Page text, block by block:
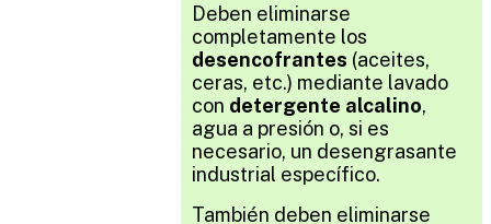
Deben eliminarse
completamente los
desencofrantes (aceites,
ceras, etc.) mediante lavado
con detergente alcalino,
agua a presión o, si es
necesario, un desengrasante
industrial específico.
También deben eliminarse